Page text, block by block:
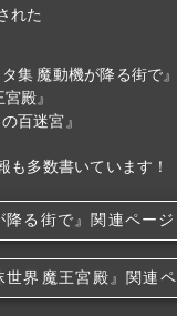
れた
集 魔動機が降る街で』
殿』
百迷宮』
も多数書いています！
降る街で』関連ペー
世界 魔王宮殿』関連